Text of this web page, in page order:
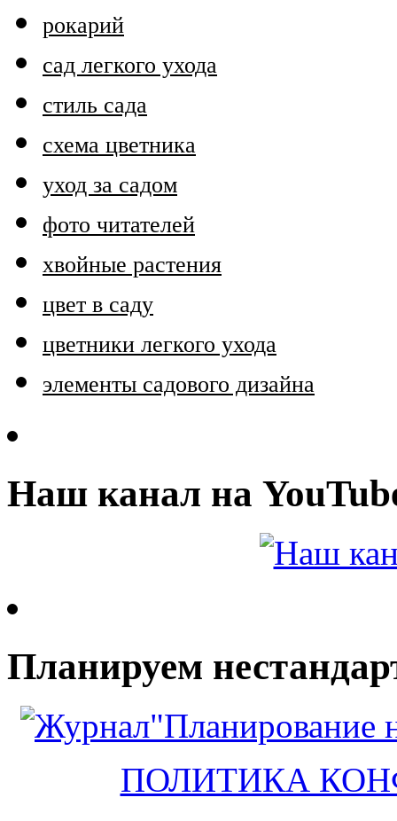
рокарий
сад легкого ухода
стиль сада
схема цветника
уход за садом
фото читателей
хвойные растения
цвет в саду
цветники легкого ухода
элементы садового дизайна
Наш канал на
Планируем
ПОЛИТИКА